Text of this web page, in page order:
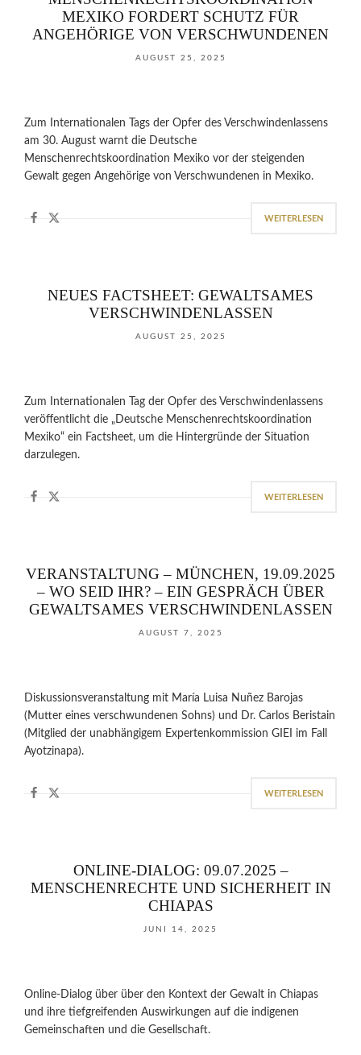
MEXIKO FORDERT SCHUTZ FÜR
ANGEHÖRIGE VON VERSCHWUNDENEN
AUGUST 25, 2025
Zum Internationalen Tags der Opfer des Verschwindenlassens
am 30. August warnt die Deutsche
Menschenrechtskoordination Mexiko vor der steigenden
Gewalt gegen Angehörige von Verschwundenen in Mexiko.
WEITERLESEN
NEUES FACTSHEET: GEWALTSAMES
VERSCHWINDENLASSEN
AUGUST 25, 2025
Zum Internationalen Tag der Opfer des Verschwindenlassens
veröffentlicht die „Deutsche Menschenrechtskoordination
Mexiko“ ein Factsheet, um die Hintergründe der Situation
darzulegen.
WEITERLESEN
VERANSTALTUNG – MÜNCHEN, 19.09.2025
– WO SEID IHR? – EIN GESPRÄCH ÜBER
GEWALTSAMES VERSCHWINDENLASSEN
AUGUST 7, 2025
Diskussionsveranstaltung mit María Luisa Nuñez Barojas
(Mutter eines verschwundenen Sohns) und Dr. Carlos Beristain
(Mitglied der unabhängigem Expertenkommission GIEI im Fall
Ayotzinapa).
WEITERLESEN
ONLINE-DIALOG: 09.07.2025 –
MENSCHENRECHTE UND SICHERHEIT IN
CHIAPAS
JUNI 14, 2025
Online-Dialog über über den Kontext der Gewalt in Chiapas
und ihre tiefgreifenden Auswirkungen auf die indigenen
Gemeinschaften und die Gesellschaft.